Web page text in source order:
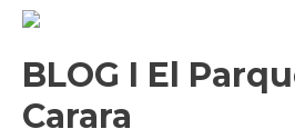
BLOG I El
Carara